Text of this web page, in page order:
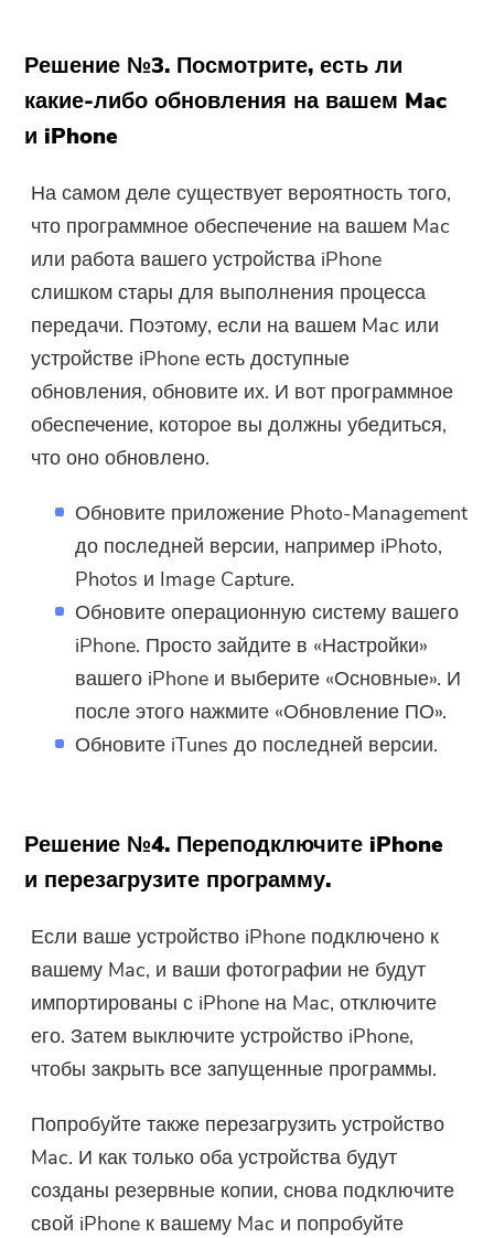
Решение №3. Посмотрите, есть ли
какие-либо обновления на вашем Mac
и iPhone
На самом деле существует вероятность того,
что программное обеспечение на вашем Mac
или работа вашего устройства iPhone
слишком стары для выполнения процесса
передачи. Поэтому, если на вашем Mac или
устройстве iPhone есть доступные
обновления, обновите их. И вот программное
обеспечение, которое вы должны убедиться,
что оно обновлено.
Обновите приложение Photo-Management
до последней версии, например iPhoto,
Photos и Image Capture.
Обновите операционную систему вашего
iPhone. Просто зайдите в «Настройки»
вашего iPhone и выберите «Основные». И
после этого нажмите «Обновление ПО».
Обновите iTunes до последней версии.
Решение №4. Переподключите iPhone
и перезагрузите программу.
Если ваше устройство iPhone подключено к
вашему Mac, и ваши фотографии не будут
импортированы с iPhone на Mac, отключите
его. Затем выключите устройство iPhone,
чтобы закрыть все запущенные программы.
Попробуйте также перезагрузить устройство
Mac. И как только оба устройства будут
созданы резервные копии, снова подключите
свой iPhone к вашему Mac и попробуйте